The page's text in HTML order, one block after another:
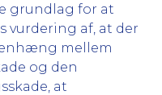
grundlag for at
vurdering af, at der
mellem
og den
at